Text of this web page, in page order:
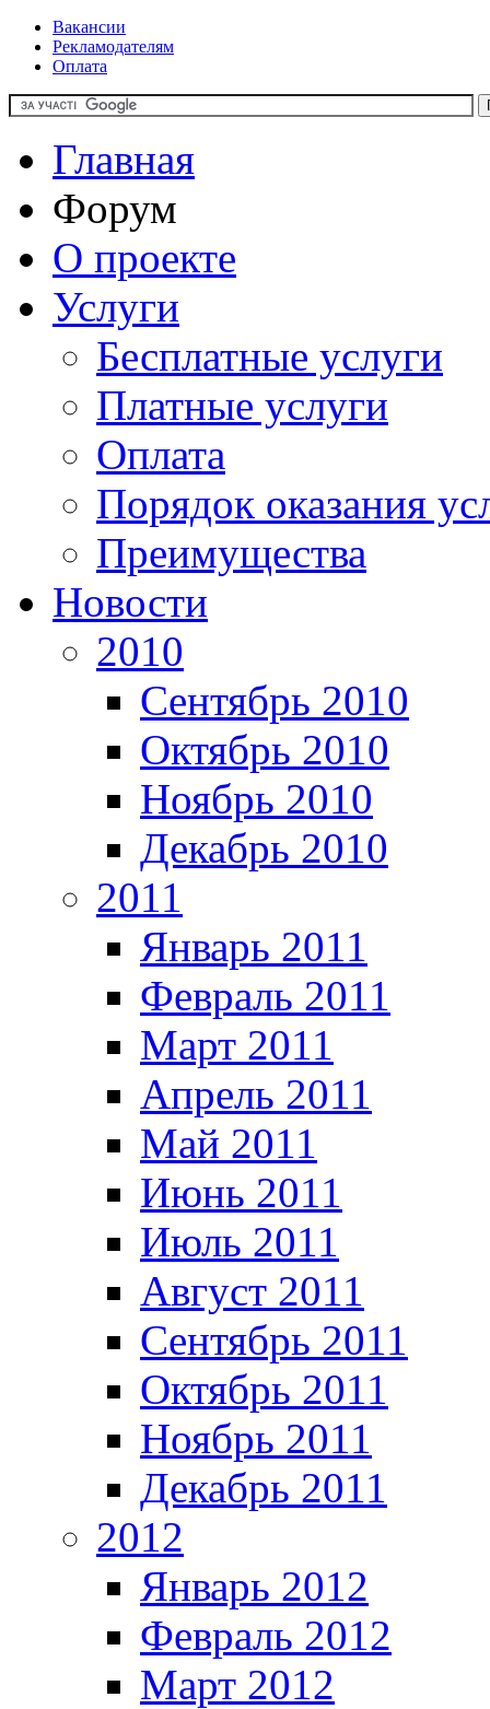
Вакансии
Рекламодателям
Оплата
Главная
Форум
О проекте
Услуги
Бесплатные услуги
Платные услуги
Оплата
Порядок оказания
Преимущества
Новости
2010
Сентябрь 2010
Октябрь 2010
Ноябрь 2010
Декабрь 2010
2011
Январь 2011
Февраль 2011
Март 2011
Апрель 2011
Май 2011
Июнь 2011
Июль 2011
Август 2011
Сентябрь 2011
Октябрь 2011
Ноябрь 2011
Декабрь 2011
2012
Январь 2012
Февраль 2012
Март 2012